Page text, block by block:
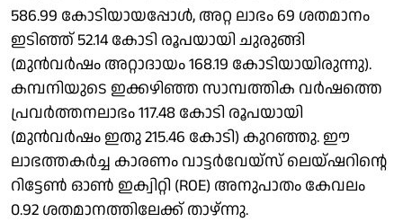
586.99 കോടിയായപ്പോൾ, അറ്റ ലാഭം 69 ശതമാനം
ഇടിഞ്ഞ് 52.14 കോടി രൂപയായി ചുരുങ്ങി
(മുൻവർഷം അറ്റാദായം 168.19 കോടിയായിരുന്നു).
കമ്പനിയുടെ ഇക്കഴിഞ്ഞ സാമ്പത്തിക വർഷത്തെ
പ്രവർത്തനലാഭം 117.48 കോടി രൂപയായി
(മുൻവർഷം ഇതു 215.46 കോടി) കുറഞ്ഞു. ഈ
ലാഭത്തകർച്ച കാരണം വാട്ടർവേയ്സ് ലെയ്ഷറിന്റെ
റിട്ടേൺ ഓൺ ഇക്വിറ്റി (ROE) അനുപാതം കേവലം
0.92 ശതമാനത്തിലേക്ക് താഴ്ന്നു.